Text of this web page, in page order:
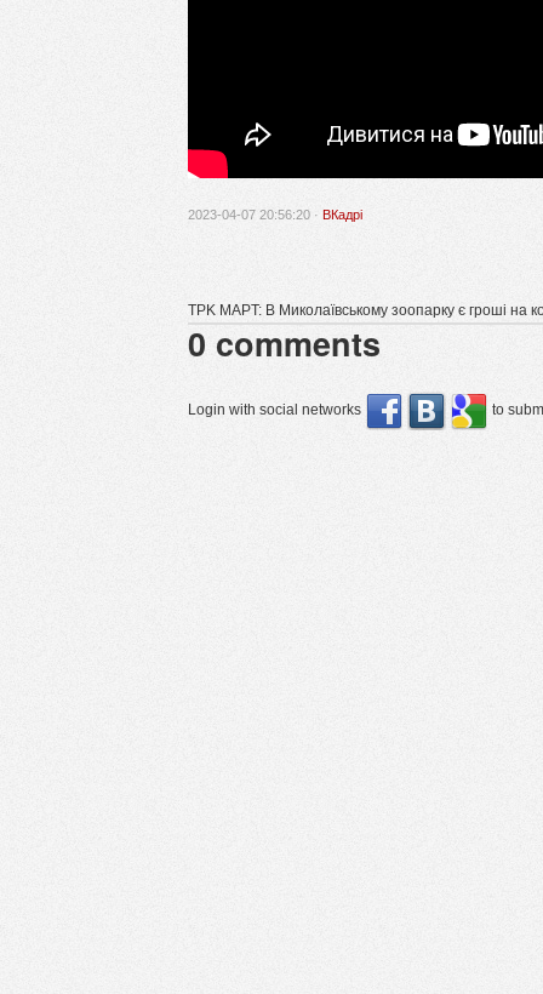
2023-04-07 20:56:20 · ВКадрі
TPK MAPT: В Миколаївському зоопарку є гроші на
0 comments
Login with social networks to